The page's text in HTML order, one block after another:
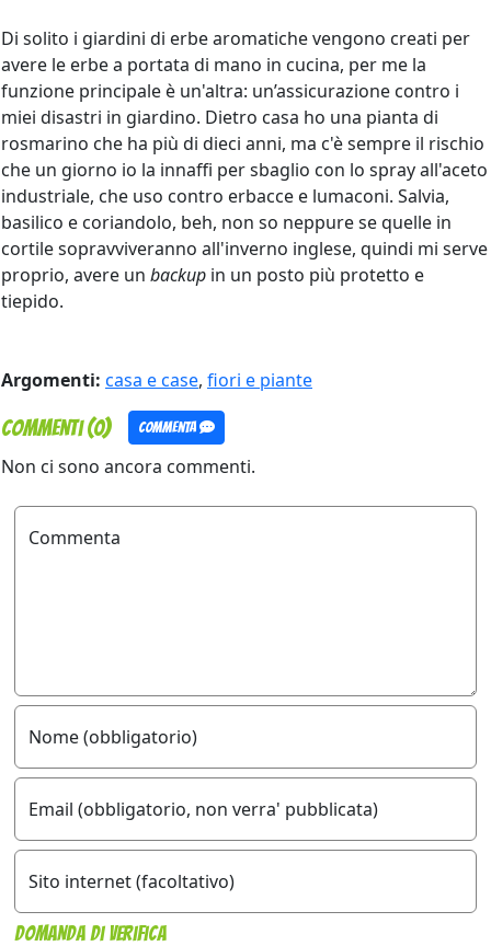
Di solito i giardini di erbe aromatiche vengono creati per
avere le erbe a portata di mano in cucina, per me la
funzione principale è un'altra: un’assicurazione contro i
miei disastri in giardino. Dietro casa ho una pianta di
rosmarino che ha più di dieci anni, ma c'è sempre il rischio
che un giorno io la innaffi per sbaglio con lo spray all'aceto
industriale, che uso contro erbacce e lumaconi. Salvia,
basilico e coriandolo, beh, non so neppure se quelle in
cortile sopravviveranno all'inverno inglese, quindi mi serve
proprio, avere un backup in un posto più protetto e
tiepido.
Argomenti: casa e case, fiori e piante
Commenti (0)
Commenta
Non ci sono ancora commenti.
Commenta
Nome (obbligatorio)
Email (obbligatorio, non verra' pubblicata)
Sito internet (facoltativo)
Domanda di verifica